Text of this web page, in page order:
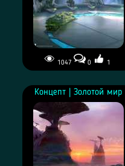
1047 0 1
Концепт | Золотой мир